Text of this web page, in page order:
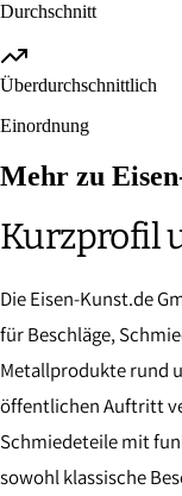
Durchschnitt
Überdurchschnittlich
Einordnung
Mehr zu
Kurzprofil
Die Eisen-Kunst.de
für Beschläge,
Metallprodukte rund
öffentlichen Auftritt
Schmiedeteile mit
sowohl klassische